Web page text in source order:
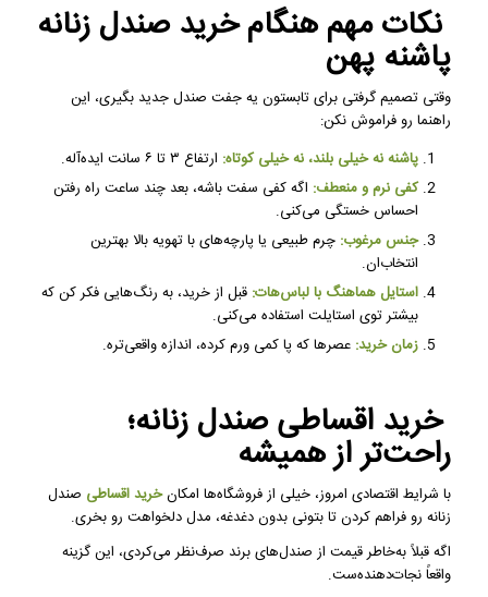
نکات مهم هنگام خرید صندل زنانه
پاشنه پهن
وقتی تصمیم گرفتی برای تابستون یه جفت صندل جدید بگیری، این
راهنما رو فراموش نکن:
پاشنه نه خیلی بلند، نه خیلی کوتاه: ارتفاع ۳ تا ۶ سانت ایده‌آله.
کفی نرم و منعطف: اگه کفی سفت باشه، بعد چند ساعت راه رفتن
احساس خستگی می‌کنی.
جنس مرغوب: چرم طبیعی یا پارچه‌های با تهویه بالا بهترین
انتخاب‌ان.
استایل هماهنگ با لباس‌هات: قبل از خرید، به رنگ‌هایی فکر کن که
بیشتر توی استایلت استفاده می‌کنی.
زمان خرید: عصرها که پا کمی ورم کرده، اندازه واقعی‌تره.
خرید اقساطی صندل زنانه؛
راحت‌تر از همیشه
با شرایط اقتصادی امروز، خیلی از فروشگاه‌ها امکانخرید اقساطی صندل
زنانه رو فراهم کردن تا بتونی بدون دغدغه، مدل دلخواهت رو بخری.
اگه قبلاً به‌خاطر قیمت از صندل‌های برند صرف‌نظر می‌کردی، این گزینه
واقعاً نجات‌دهنده‌ست.